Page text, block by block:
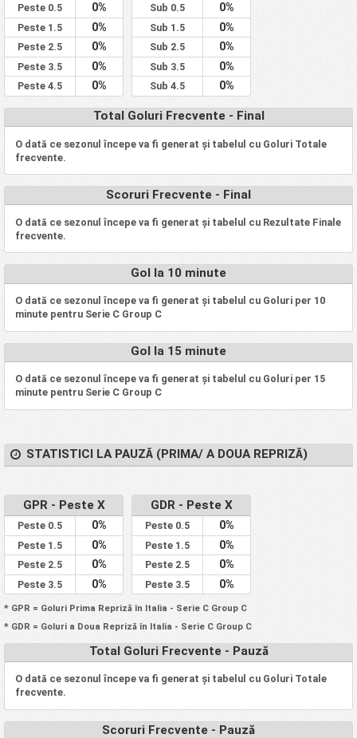
Peste 0.5 0%
Peste 1.5 0%
Peste 2.5 0%
Peste 3.5 0%
Peste 4.5 0%
Sub 0.5 0%
Sub 1.5 0%
Sub 2.5 0%
Sub 3.5 0%
Sub 4.5 0%
Total Goluri Frecvente - Final
O dată ce sezonul începe va fi generat și tabelul cu Goluri Totale
frecvente.
Scoruri Frecvente - Final
O dată ce sezonul începe va fi generat și tabelul cu Rezultate Finale
frecvente.
Gol la 10 minute
O dată ce sezonul începe va fi generat și tabelul cu Goluri per 10
minute pentru Serie C Group C
Gol la 15 minute
O dată ce sezonul începe va fi generat și tabelul cu Goluri per 15
minute pentru Serie C Group C
STATISTICI LA PAUZĂ (PRIMA/ A DOUA REPRIZĂ)
GPR - Peste X
Peste 0.5 0%
Peste 1.5 0%
Peste 2.5 0%
Peste 3.5 0%
GDR - Peste X
Peste 0.5 0%
Peste 1.5 0%
Peste 2.5 0%
Peste 3.5 0%
* GPR = Goluri Prima Repriză în Italia - Serie C Group C
* GDR = Goluri a Doua Repriză în Italia - Serie C Group C
Total Goluri Frecvente - Pauză
O dată ce sezonul începe va fi generat și tabelul cu Goluri Totale
frecvente.
Scoruri Frecvente - Pauză